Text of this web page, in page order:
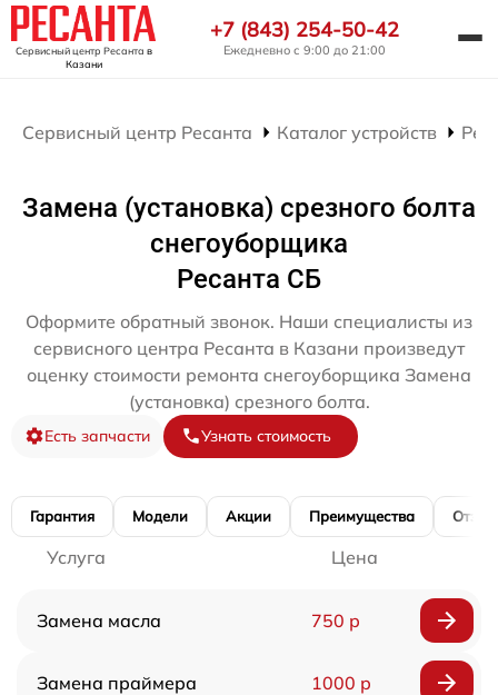
Сервисный центр Ресанта в
Казани
+7 (843) 254-50-42
Ежедневно с 9:00 до 21:00
Сервисный центр Ресанта Каталог устройств
Замена (установка) срезного болта
снегоуборщика
Ресанта СБ
Оформите обратный звонок. Наши специалисты из
сервисного центра Ресанта в Казани произведут
оценку стоимости ремонта снегоуборщика Замена
(установка) срезного болта.
Есть запчасти Узнать стоимость
Гарантия Модели Акции Преимущества
Услуга Цена
Замена масла 750 р
Замена праймера 1000 р